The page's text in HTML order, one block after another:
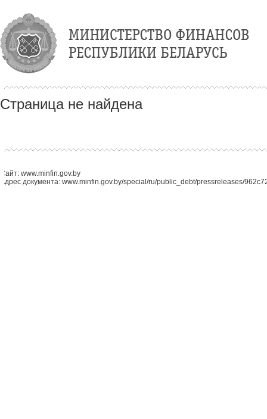
Страница не найдена
Сайт: www.minfin.gov.by
Адрес документа: www.minfin.gov.by/special/ru/public_debt/pressreleases/